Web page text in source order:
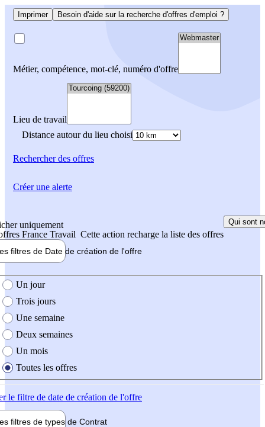
Imprimer Besoin d'aide sur la recherche d'offres d'emploi ?
Métier, compétence, mot-clé, numéro d'offre
Lieu de travail
Distance autour du lieu choisi
Rechercherdes offres
uniquement
France Travail Cette action recharge la liste des offres
Qui sont
filtres de Date de création de l'offre
création de l'offre
Un jour
Trois jours
Une semaine
Deux semaines
Un mois
Toutes les offres
le filtre de date de création de l'offre
filtres de types de Contrat
Créer une alerte